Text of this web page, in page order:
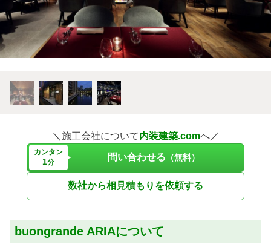
＼施工会社について内装建築.comへ／
カンタン
1分 問い合わせる （無料）
数社から相見積もりを依頼する
buongrande ARIAについて